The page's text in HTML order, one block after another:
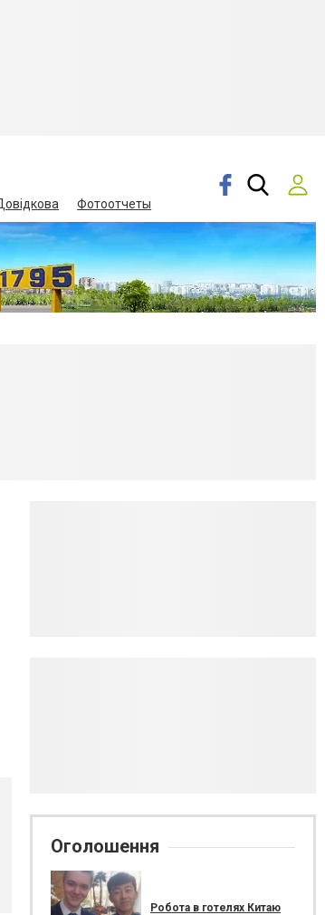
Фотоотчеты
Оголошення
Робота в готелях Китаю